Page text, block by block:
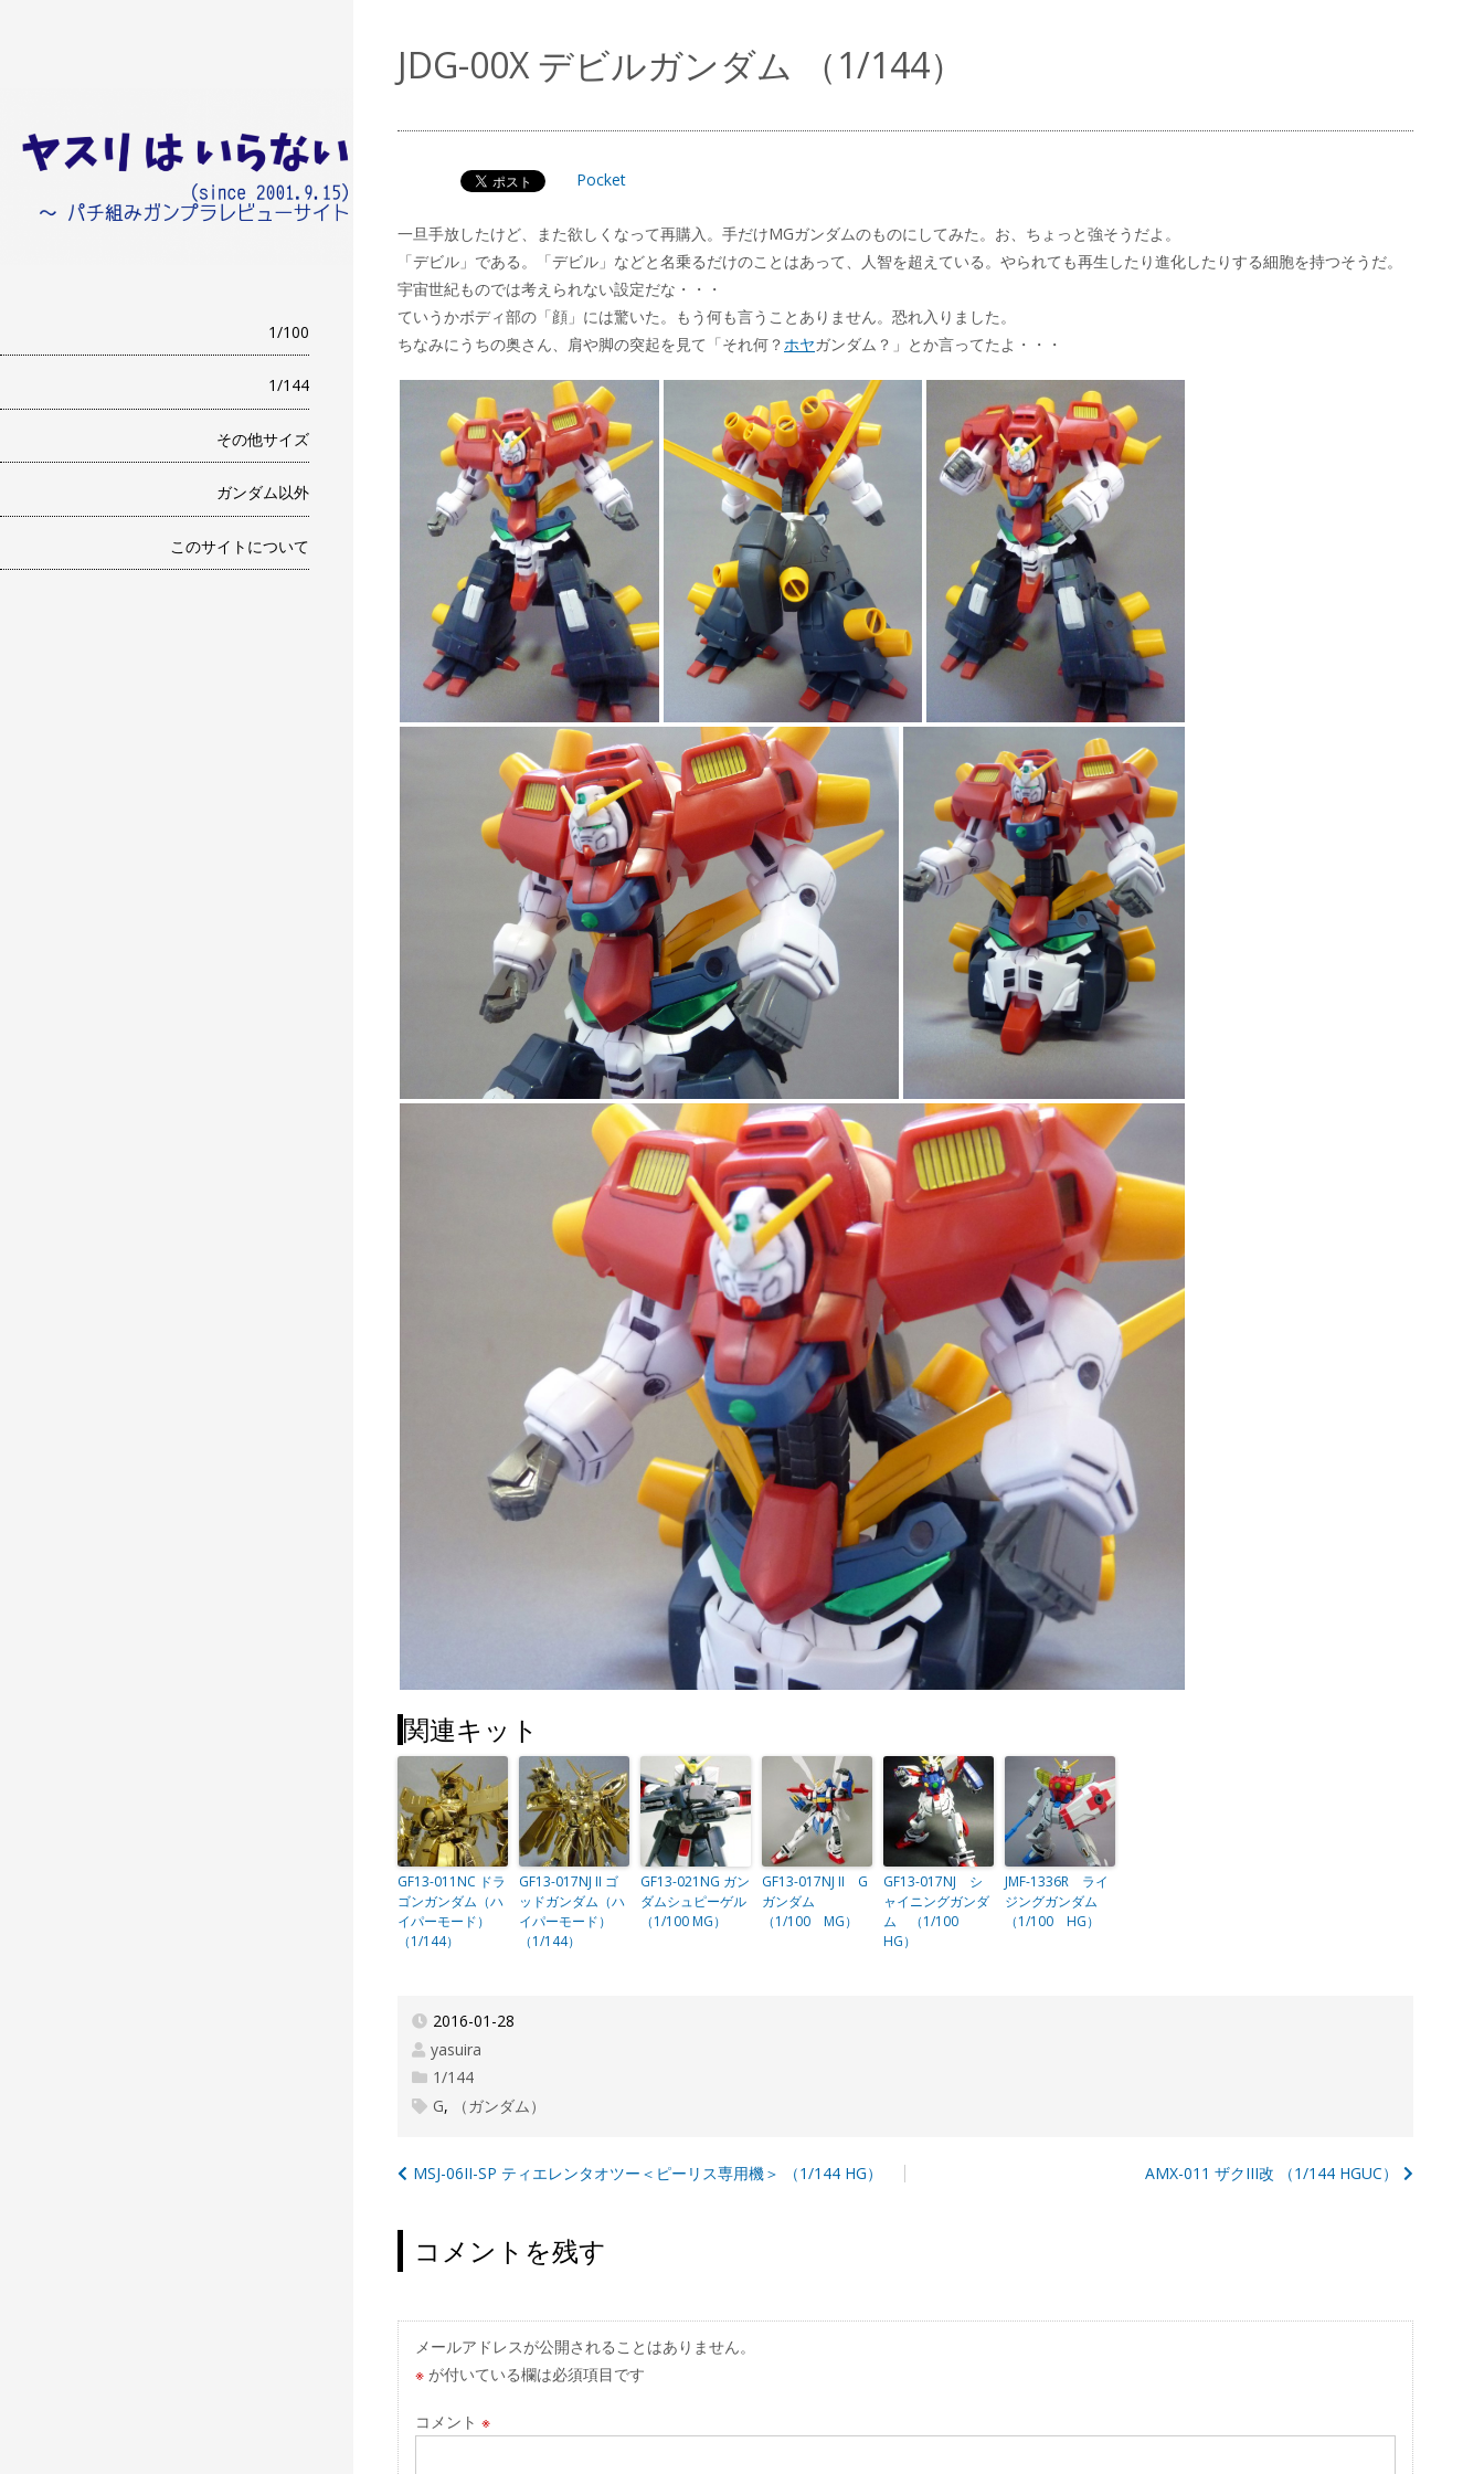
2001.9.15）
1/100
1/144
その他サイズ
ガンダム以外
このサイトについて
JDG-00X デビルガンダム （1/144）
Pocket
一旦手放したけど、また欲しくなって再購入。手だけMGガンダムのものにしてみた。お、ちょっと強そうだよ。
「デビル」である。「デビル」などと名乗るだけのことはあって、人智を超えている。やられても再生したり進化したりする細胞を持つそうだ。
宇宙世紀ものでは考えられない設定だな・・・
ていうかボディ部の「顔」には驚いた。もう何も言うことありません。恐れ入りました。
ちなみにうちの奥さん、肩や脚の突起を見て「それ何？ホヤガンダム？」とか言ってたよ・・・
関連キット
GF13-011NC ドラ
ゴンガンダム（ハ
イパーモード）
（1/144）
GF13-017NJ II ゴ
ッドガンダム（ハ
イパーモード）
（1/144）
GF13-021NG ガン
ダムシュピーゲル
（1/100 MG）
GF13-017NJ II G
ガンダム
（1/100 MG）
GF13-017NJ シ
ャイニングガンダ
ム （1/100
HG）
JMF-1336R ライ
ジングガンダム
（1/100 HG）
2016-01-28
yasuira
1/144
G, （ガンダム）
投
ナ
ビ
ゲ
ー
シ
ョ
ン
AMX-011 ザクIII改 （1/144 HGUC）
MSJ-06II-SP ティエレンタオツー＜ピーリス専用機＞ （1/144 HG）
コメントを残す
メールアドレスが公開されることはありません。
※ が付いている欄は必須項目です
コメント ※